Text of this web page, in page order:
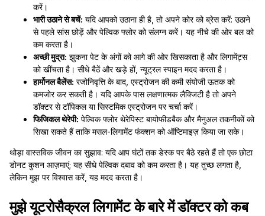
करें।
भारी उठाने से बचें: यदि आपको उठाना ही है, तो अपने कोर को ब्रेस करें: उठाने
से पहले सांस छोड़ें और पेल्विक फ्लोर को संलग्न करें। यह नीचे की ओर बल को
कम करता है।
अच्छी मुद्रा: झुकना पेट के अंगों को आगे की ओर खिसकाता है और लिगामेंट्स
को खींचता है। सीधे बैठें और खड़े हों, न्यूट्रल स्पाइन मदद करता है।
हार्मोनल बैलेंस: रजोनिवृत्ति के बाद, एस्ट्रोजन की कमी संयोजी ऊतक को
कमजोर कर सकती है। यदि आपके पास लक्षणात्मक लैक्जिटी है तो अपने
डॉक्टर से टॉपिकल या सिस्टमिक एस्ट्रोजन पर चर्चा करें।
फिजिकल थेरेपी: पेल्विक फ्लोर थेरेपिस्ट बायोफीडबैक और मैनुअल तकनीकों को
सिखा सकते हैं ताकि मसल-लिगामेंट फंक्शन को ऑप्टिमाइज़ किया जा सके।
थोड़ा वास्तविक जीवन का सुझाव: यदि आप घंटों तक डेस्क पर बैठे रहते हैं तो एक छोटा
डोनट कुशन आज़माएं; यह सीधे पेल्विक दबाव को कम करता है। यह तुच्छ लगता है,
लेकिन मुझ पर विश्वास करें, यह मदद करता है।
मुझे यूटरोसैक्रल लिगामेंट के बारे में डॉक्टर को कब